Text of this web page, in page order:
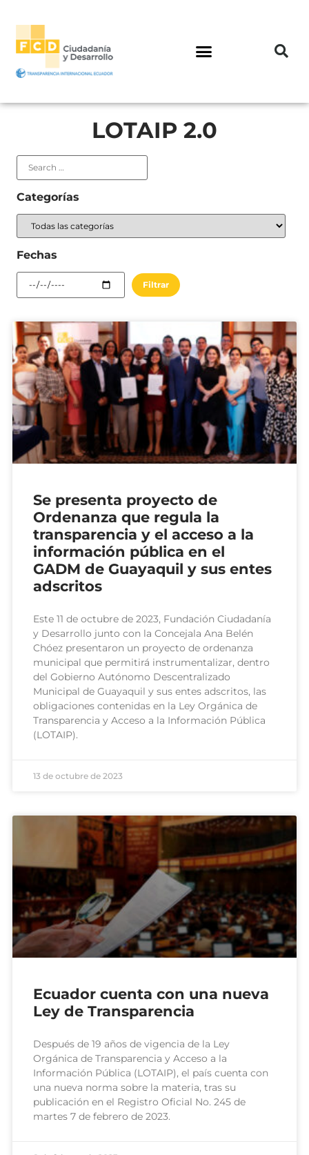
LOTAIP 2.0
Categorías
Fechas
Se presenta proyecto de
Ordenanza que regula la
transparencia y el acceso a la
información pública en el
GADM de Guayaquil y sus entes
adscritos
Este 11 de octubre de 2023, Fundación Ciudadanía
y Desarrollo junto con la Concejala Ana Belén
Chóez presentaron un proyecto de ordenanza
municipal que permitirá instrumentalizar, dentro
del Gobierno Autónomo Descentralizado
Municipal de Guayaquil y sus entes adscritos, las
obligaciones contenidas en la Ley Orgánica de
Transparencia y Acceso a la Información Pública
(LOTAIP).
13 de octubre de 2023
Ecuador cuenta con una nueva
Ley de Transparencia
Después de 19 años de vigencia de la Ley
Orgánica de Transparencia y Acceso a la
Información Pública (LOTAIP), el país cuenta con
una nueva norma sobre la materia, tras su
publicación en el Registro Oficial No. 245 de
martes 7 de febrero de 2023.